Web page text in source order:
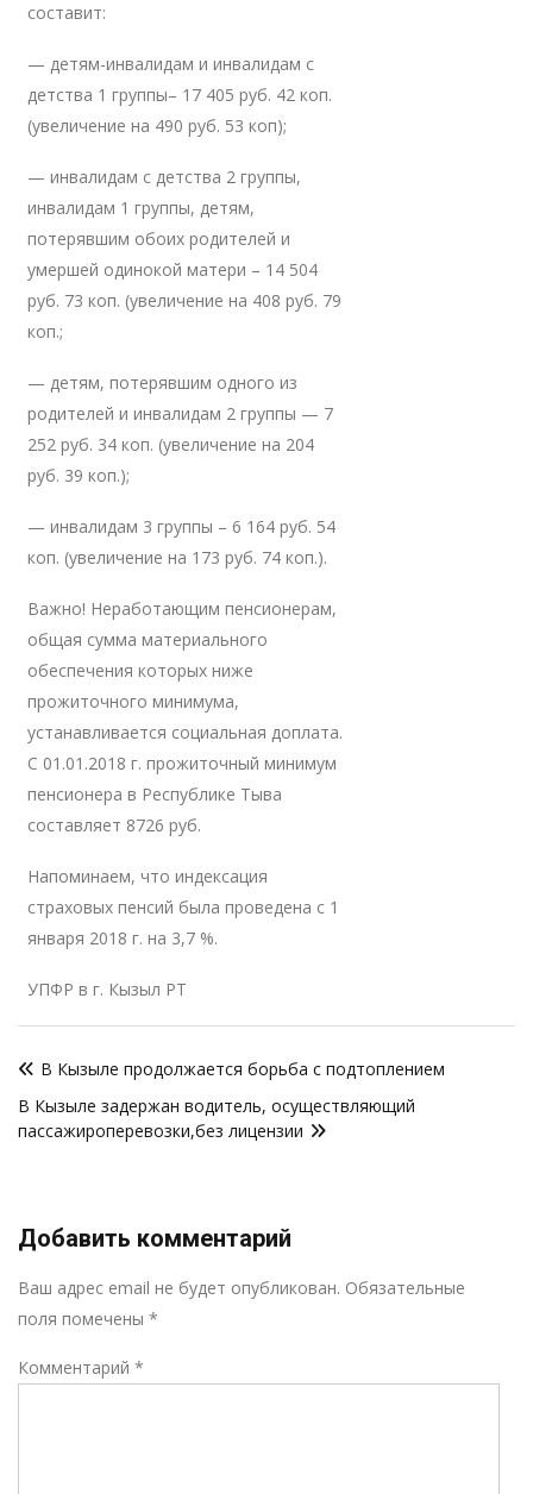
составит:
— детям-инвалидам и инвалидам с
детства 1 группы– 17 405 руб. 42 коп.
(увеличение на 490 руб. 53 коп);
— инвалидам с детства 2 группы,
инвалидам 1 группы, детям,
потерявшим обоих родителей и
умершей одинокой матери – 14 504
руб. 73 коп. (увеличение на 408 руб. 79
коп.;
— детям, потерявшим одного из
родителей и инвалидам 2 группы — 7
252 руб. 34 коп. (увеличение на 204
руб. 39 коп.);
— инвалидам 3 группы – 6 164 руб. 54
коп. (увеличение на 173 руб. 74 коп.).
Важно! Неработающим пенсионерам,
общая сумма материального
обеспечения которых ниже
прожиточного минимума,
устанавливается социальная доплата.
С 01.01.2018 г. прожиточный минимум
пенсионера в Республике Тыва
составляет 8726 руб.
Напоминаем, что индексация
страховых пенсий была проведена с 1
января 2018 г. на 3,7 %.
УПФР в г. Кызыл РТ
по
записям
В Кызыле продолжается борьба с подтоплением
В Кызыле задержан водитель, осуществляющий
пассажироперевозки,без лицензии
Добавить комментарий
Ваш адрес email не будет опубликован. Обязательные
поля помечены *
Комментарий *